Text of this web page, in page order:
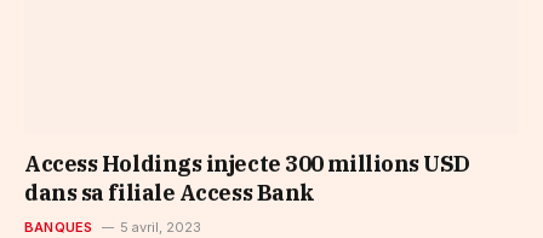
Access Holdings injecte 300 millions USD
dans sa filiale Access Bank
BANQUES 5 avril, 2023